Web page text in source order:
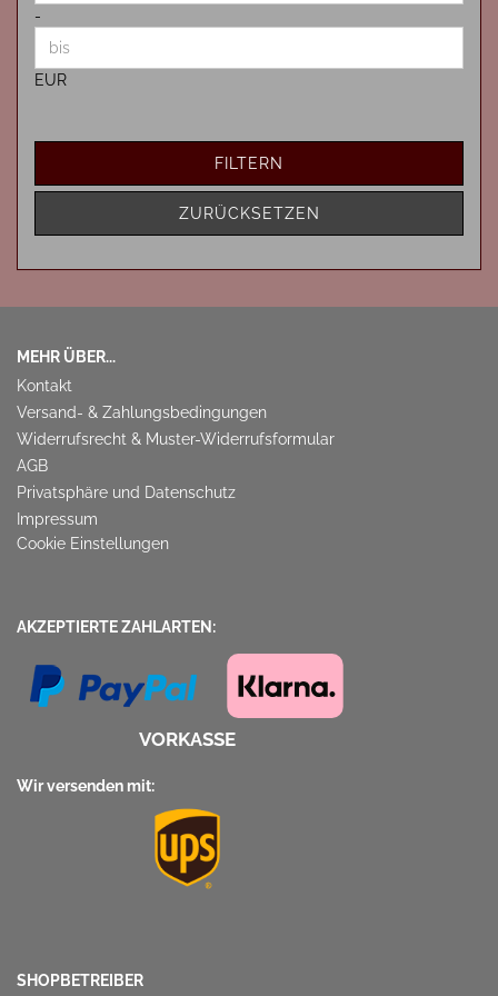
-
EUR
FILTERN
ZURÜCKSETZEN
MEHR ÜBER...
Kontakt
Versand- & Zahlungsbedingungen
Widerrufsrecht & Muster-Widerrufsformular
AGB
Privatsphäre und Datenschutz
Impressum
Cookie Einstellungen
AKZEPTIERTE ZAHLARTEN:
VORKASSE
Wir versenden mit:
SHOPBETREIBER